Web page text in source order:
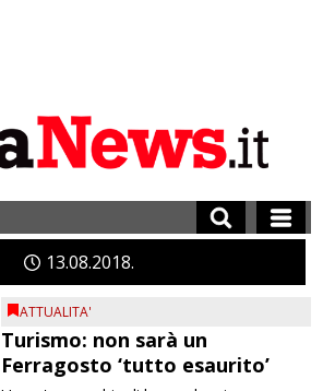
1308 2018
ATTUALITA'
Turismo: non sarà un
Ferragosto ‘tutto esaurito’